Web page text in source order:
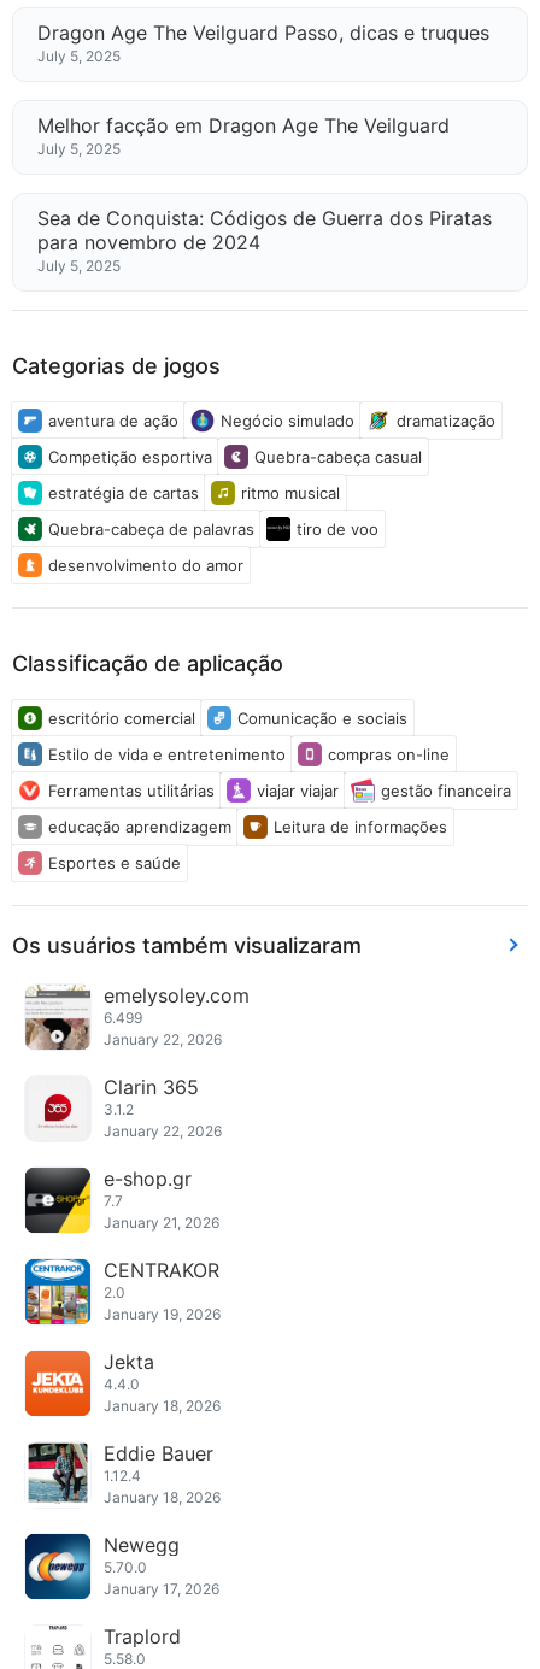
Dragon Age The Veilguard Passo, dicas e truques
July 5, 2025
Melhor facção em Dragon Age The Veilguard
July 5, 2025
Sea de Conquista: Códigos de Guerra dos Piratas
para novembro de 2024
July 5, 2025
Categorias de jogos
aventura de ação Negócio simulado
dramatização
Competição esportiva
Quebra-cabeça casual
estratégia de cartas
ritmo musical
Quebra-cabeça de palavras
tiro de voo
desenvolvimento do amor
Classificação de aplicação
escritório comercial
Comunicação e sociais
Estilo de vida e entretenimento
compras on-line
Ferramentas utilitárias
viajar viajar
gestão financeira
educação aprendizagem
Leitura de informações
Esportes e saúde
Os usuários também visualizaram
emelysoley.com
6.499
January 22, 2026
Clarin 365
3.1.2
January 22, 2026
e-shop.gr
7.7
January 21, 2026
CENTRAKOR
2.0
January 19, 2026
Jekta
4.4.0
January 18, 2026
Eddie Bauer
1.12.4
January 18, 2026
Newegg
5.70.0
January 17, 2026
Traplord
5.58.0